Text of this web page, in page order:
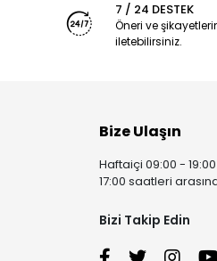
7 / 24 DESTEK
Öneri ve
iletebilirsiniz.
Bize Ulaşın
Haftaiçi 09:00 -
17:00 saatleri
Bizi Takip Edin